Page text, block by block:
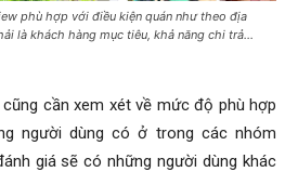
phù hợp với điều kiện quán như theo địa
là khách hàng mục tiêu, khả năng chi trả…
cần xem xét về mức độ phù hợp
người dùng có ở trong các nhóm
giá sẽ có những người dùng khác